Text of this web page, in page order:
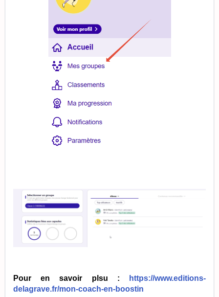
Pour en savoir plsu :
https://www.editions-
delagrave.fr/mon-coach-en-boostin